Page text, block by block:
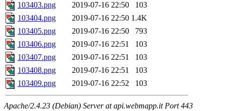
103403.png
2019-07-16 22:50
103
103404.png
2019-07-16 22:50 1.4K
103405.png
2019-07-16 22:50
793
103406.png
2019-07-16 22:51
103
103407.png
2019-07-16 22:51
103
103408.png
2019-07-16 22:51
103
103409.png
2019-07-16 22:52 103
Apache/2.4.23 (Debian) Server at api.webmapp.it Port 443